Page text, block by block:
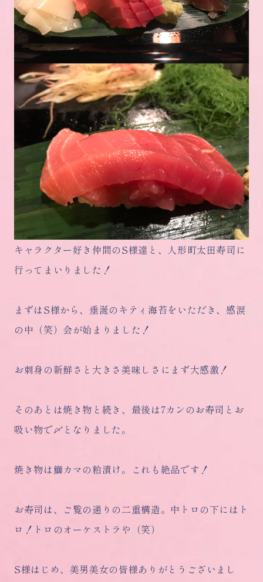
キャラクター好き仲間のS様達と、人形町太田寿司に
行ってまいりました！
まずはS様から、垂涎のキティ海苔をいただき、感涙
の中（笑）会が始まりました！
お刺身の新鮮さと大きさ美味しさにまず大感激！
そのあとは焼き物と続き、最後は7カンのお寿司とお
吸い物で〆となりました。
焼き物は鰤カマの粕漬け。これも絶品です！
お寿司は、ご覧の通りの二重構造。中トロの下にはト
ロ！トロのオーケストラや（笑）
S様はじめ、美男美女の皆様ありがとうございまし